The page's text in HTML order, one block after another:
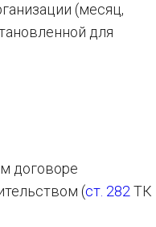
(месяц,
для
договоре
(ст. 282 ТК